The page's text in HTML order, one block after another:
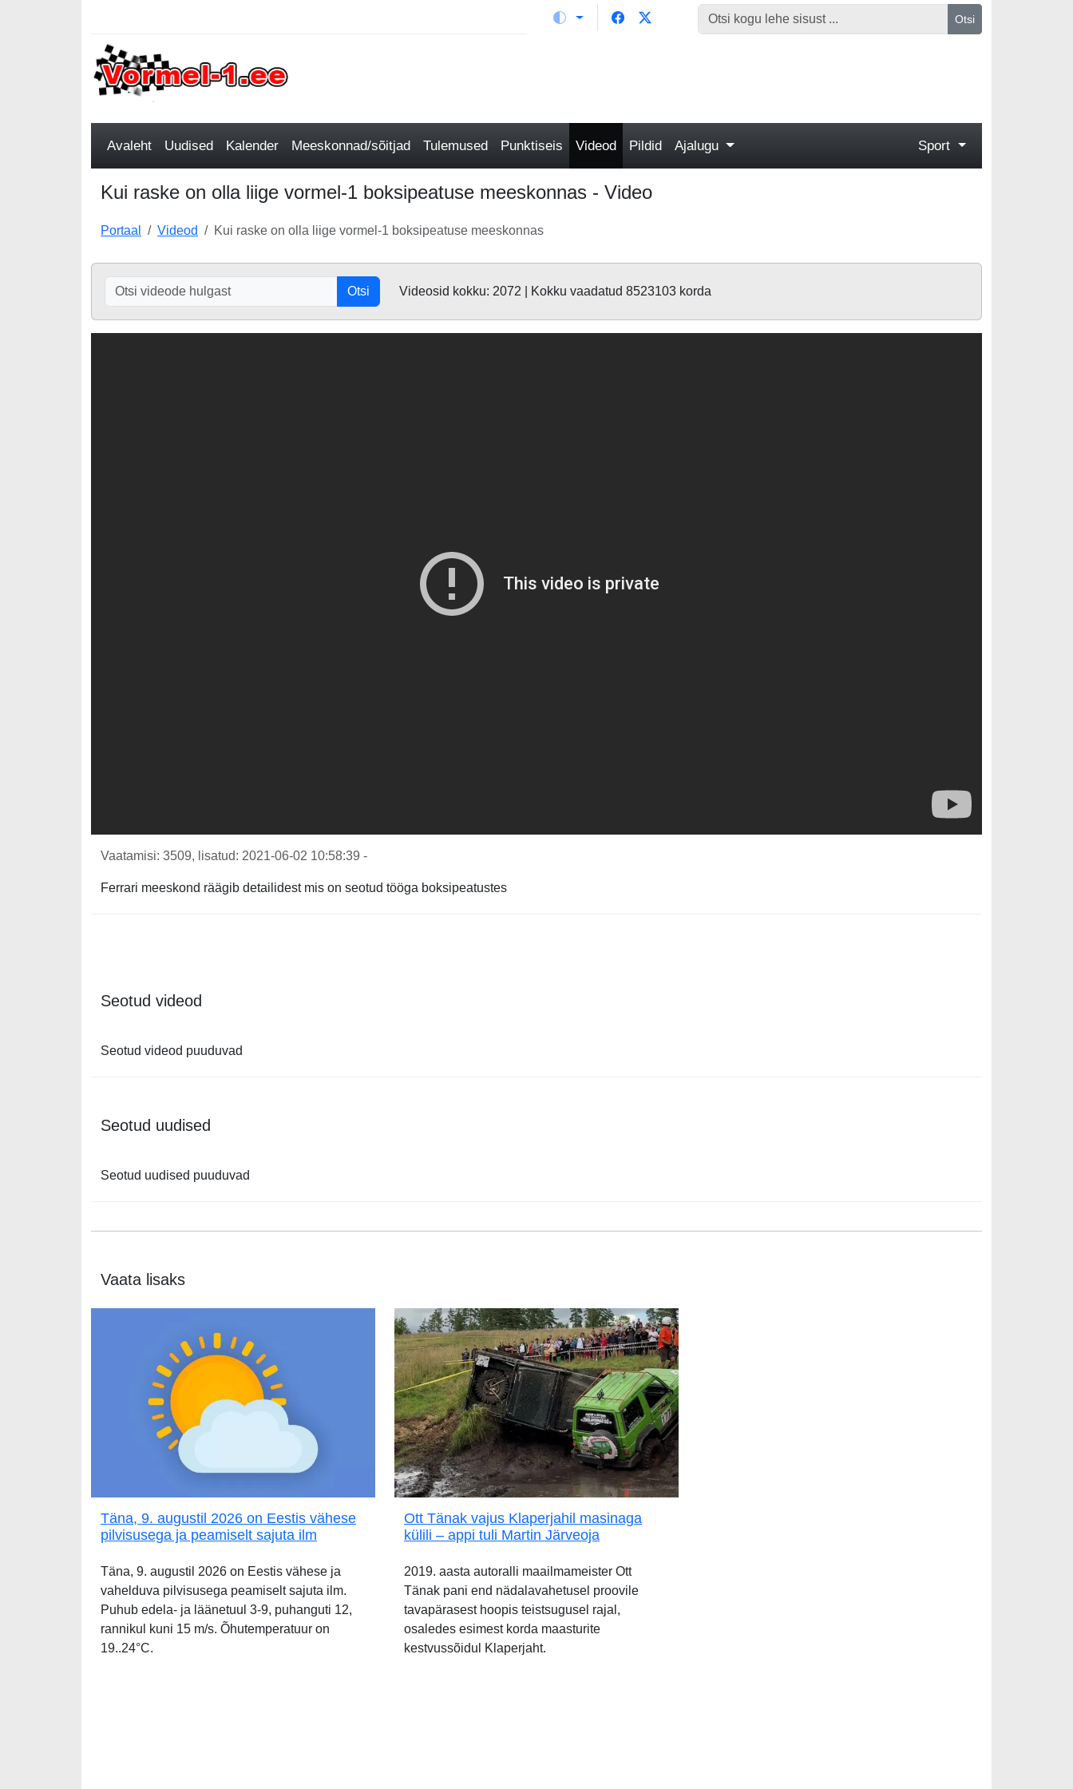
Otsi
Avaleht Uudised Kalender Meeskonnad/sõitjad Tulemused Punktiseis Videod Pildid Ajalugu Sport
Kui raske on olla liige vormel-1 boksipeatuse meeskonnas - Video
Portaal Videod Kui raske on olla liige vormel-1 boksipeatuse meeskonnas
Otsi Videosid kokku: 2072 | Kokku vaadatud 8523103 korda
Vaatamisi: 3509, lisatud: 2021-06-02 10:58:39 -
Ferrari meeskond räägib detailidest mis on seotud tööga boksipeatustes
Seotud videod
Seotud videod puuduvad
Seotud uudised
Seotud uudised puuduvad
Vaata lisaks
Täna, 9. augustil 2026 on Eestis vähese
pilvisusega ja peamiselt sajuta ilm
Täna, 9. augustil 2026 on Eestis vähese ja
vahelduva pilvisusega peamiselt sajuta ilm.
Puhub edela- ja läänetuul 3-9, puhanguti 12,
rannikul kuni 15 m/s. Õhutemperatuur on
19..24°C.
Ott Tänak vajus Klaperjahil masinaga
külili – appi tuli Martin Järveoja
2019. aasta autoralli maailmameister Ott
Tänak pani end nädalavahetusel proovile
tavapärasest hoopis teistsugusel rajal,
osaledes esimest korda maasturite
kestvussõidul Klaperjaht.